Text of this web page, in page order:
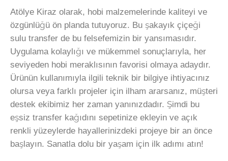
Atölye Kiraz olarak, hobi malzemelerinde kaliteyi ve
özgünlüğü ön planda tutuyoruz. Bu şakayık çiçeği
sulu transfer de bu felsefemizin bir yansımasıdır.
Uygulama kolaylığı ve mükemmel sonuçlarıyla, her
seviyeden hobi meraklısının favorisi olmaya adaydır.
Ürünün kullanımıyla ilgili teknik bir bilgiye ihtiyacınız
olursa veya farklı projeler için ilham ararsanız, müşteri
destek ekibimiz her zaman yanınızdadır. Şimdi bu
eşsiz transfer kağıdını sepetinize ekleyin ve açık
renkli yüzeylerde hayallerinizdeki projeye bir an önce
başlayın. Sanatla dolu bir yaşam için ilk adımı atın!